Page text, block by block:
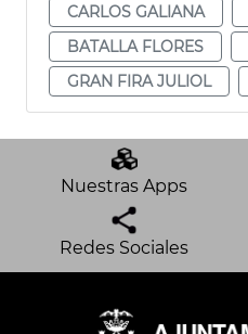
CARLOS GALIANA
BATALLA FLORES
GRAN FIRA JULIOL
Nuestras Apps
Redes Sociales